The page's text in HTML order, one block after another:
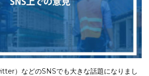
）などのSNSでも大きな話題になりまし